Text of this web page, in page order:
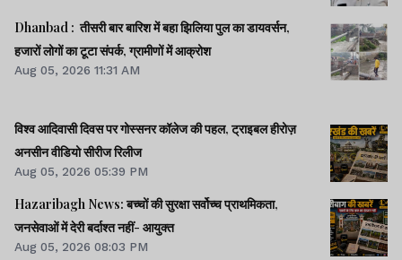
Dhanbad : तीसरी बार बारिश में बहा झिलिया पुल का डायवर्सन,
हजारों लोगों का टूटा संपर्क, ग्रामीणों में आक्रोश
Aug 05, 2026 11:31 AM
विश्व आदिवासी दिवस पर गोस्सनर कॉलेज की पहल, ट्राइबल हीरोज़
अनसीन वीडियो सीरीज रिलीज
Aug 05, 2026 05:39 PM
Hazaribagh News: बच्चों की सुरक्षा सर्वोच्च प्राथमिकता,
जनसेवाओं में देरी बर्दाश्त नहीं- आयुक्त
Aug 05, 2026 08:03 PM